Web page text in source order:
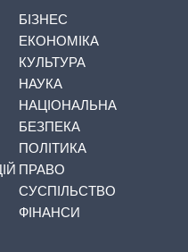
БІЗНЕС
ЕКОНОМІКА
КУЛЬТУРА
НАУКА
НАЦІОНАЛЬНА
БЕЗПЕКА
ПОЛІТИКА
ПРАВО
СУСПІЛЬСТВО
ФІНАНСИ